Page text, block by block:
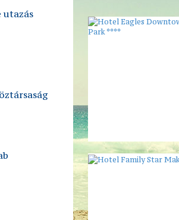
utazás